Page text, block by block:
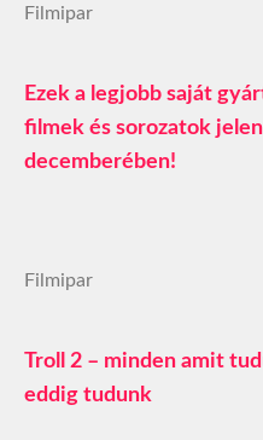
Filmipar
Ezek a legjobb saját
filmek és sorozatok
decemberében!
Filmipar
Troll 2 – minden amit
eddig tudunk